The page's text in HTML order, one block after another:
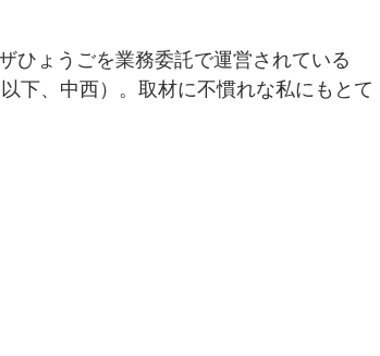
ひょうごを業務委託で運営されている
下、中西）。取材に不慣れな私にもとて